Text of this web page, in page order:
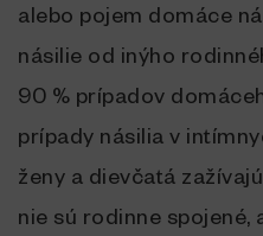
alebo pojem domáce
násilie od inýho
90 % prípadov
prípady násilia v
ženy a dievčatá
nie sú rodinne spojené,